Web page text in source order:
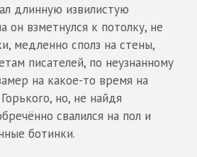
длинную извилистую
он взметнулся к потолку, не
медленно сполз на стены,
писателей, по неузнанному
на какое-то время на
но, не найдя
свалился на пол и
ботинки.